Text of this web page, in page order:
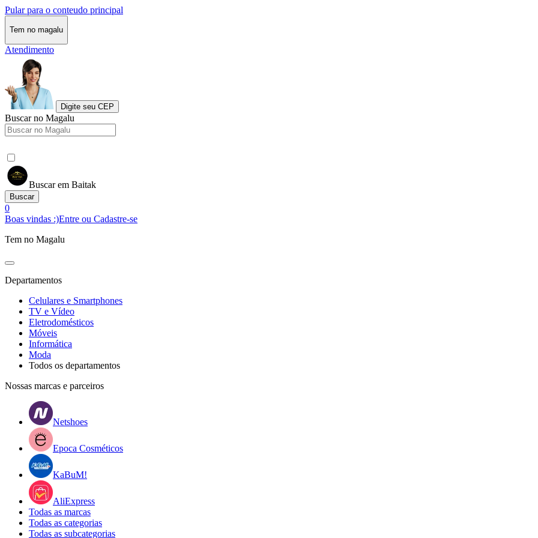
Pular para o conteudo principal
Tem no magalu
Atendimento
Digite seu CEP
Buscar no Magalu
Buscar em Baitak
Buscar
0
Boas vindas :)Entre ou Cadastre-se
Tem no Magalu
Departamentos
Celulares e Smartphones
TV e Vídeo
Eletrodomésticos
Móveis
Informática
Moda
Todos os departamentos
Nossas marcas e parceiros
Netshoes
Epoca Cosméticos
KaBuM!
AliExpress
Todas as marcas
Todas as categorias
Todas as subcategorias